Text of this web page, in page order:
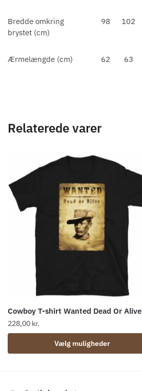
Bredde omkring
brystet (cm)
98 102
Ærmelængde (cm) 62 63
Relaterede varer
Cowboy T-shirt Wanted Dead Or Alive
228,00 kr.
Vælg muligheder
vare